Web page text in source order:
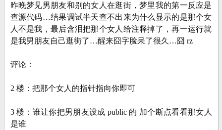
昨晚梦见男朋友和别的女人在逛街，梦里我的第一反应是
查源代码…结果调试半天查不出来为什么显示的是那个女
人不是我，最后含泪把那个女人给注释掉了，再一运行就
是我男朋友自己逛街了…醒来囧字脸呆了很久…囧 rz
评论：
2 楼：把那个女人的指针指向你即可
3 楼：谁让你把男朋友设成 public 的 加个断点看看那女人
是谁